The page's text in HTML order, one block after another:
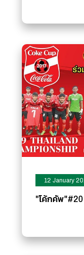
12 January
"โค้กคัพ"#20